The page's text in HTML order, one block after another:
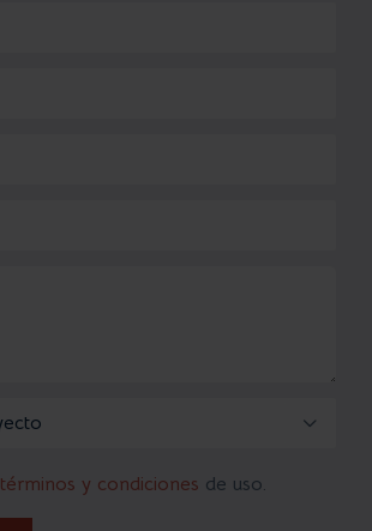

términos y condiciones de uso.